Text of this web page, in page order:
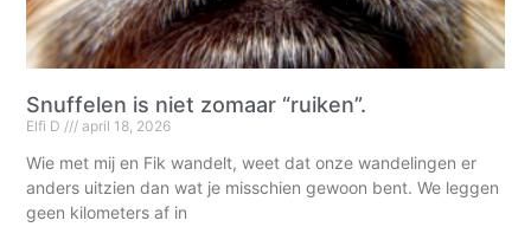
Snuffelen is niet zomaar “ruiken”.
Elfi D april 18, 2026
Wie met mij en Fik wandelt, weet dat onze wandelingen er
anders uitzien dan wat je misschien gewoon bent. We leggen
geen kilometers af in